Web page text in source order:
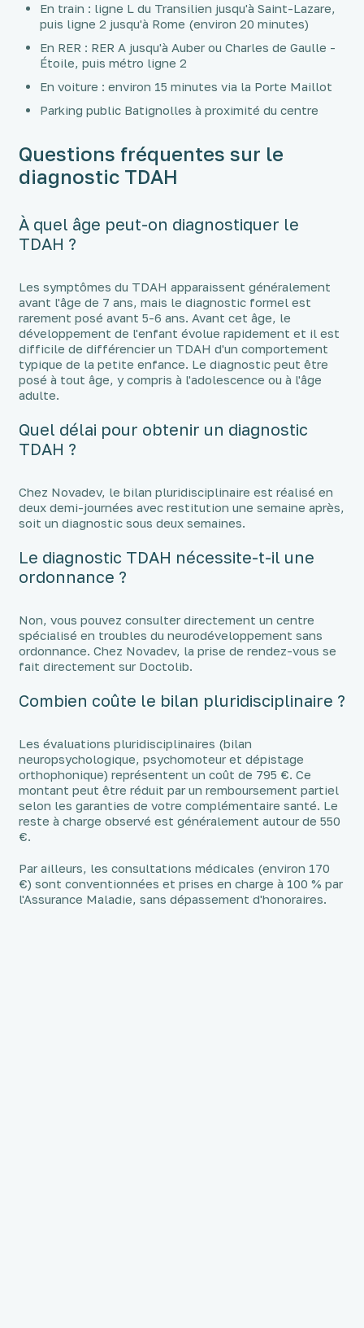
En train : ligne L du Transilien jusqu'à Saint-Lazare,
puis ligne 2 jusqu'à Rome (environ 20 minutes)
En RER : RER A jusqu'à Auber ou Charles de Gaulle -
Étoile, puis métro ligne 2
En voiture : environ 15 minutes via la Porte Maillot
Parking public Batignolles à proximité du centre
Questions fréquentes sur le
diagnostic TDAH
À quel âge peut-on diagnostiquer le
TDAH ?
Les symptômes du TDAH apparaissent généralement
avant l'âge de 7 ans, mais le diagnostic formel est
rarement posé avant 5-6 ans. Avant cet âge, le
développement de l'enfant évolue rapidement et il est
difficile de différencier un TDAH d'un comportement
typique de la petite enfance. Le diagnostic peut être
posé à tout âge, y compris à l'adolescence ou à l'âge
adulte.
Quel délai pour obtenir un diagnostic
TDAH ?
Chez Novadev, le bilan pluridisciplinaire est réalisé en
deux demi-journées avec restitution une semaine après,
soit un diagnostic sous deux semaines.
Le diagnostic TDAH nécessite-t-il une
ordonnance ?
Non, vous pouvez consulter directement un centre
spécialisé en troubles du neurodéveloppement sans
ordonnance. Chez Novadev, la prise de rendez-vous se
fait directement sur Doctolib.
Combien coûte le bilan pluridisciplinaire ?
Les évaluations pluridisciplinaires (bilan
neuropsychologique, psychomoteur et dépistage
orthophonique) représentent un coût de 795 €. Ce
montant peut être réduit par un remboursement partiel
selon les garanties de votre complémentaire santé. Le
reste à charge observé est généralement autour de 550
€.
Par ailleurs, les consultations médicales (environ 170
€) sont conventionnées et prises en charge à 100 % par
l'Assurance Maladie, sans dépassement d'honoraires.